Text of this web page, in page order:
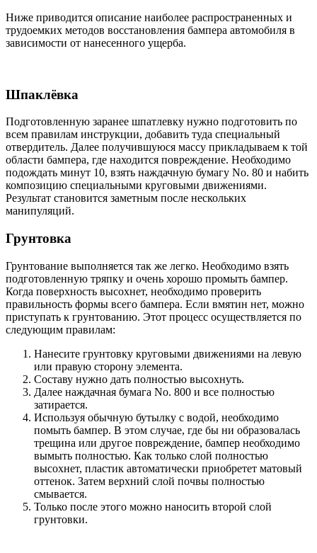
Ниже приводится описание наиболее распространенных и
трудоемких методов восстановления бампера автомобиля в
зависимости от нанесенного ущерба.
Шпаклёвка
Подготовленную заранее шпатлевку нужно подготовить по
всем правилам инструкции, добавить туда специальный
отвердитель. Далее получившуюся массу прикладываем к той
области бампера, где находится повреждение. Необходимо
подождать минут 10, взять наждачную бумагу No. 80 и набить
композицию специальными круговыми движениями.
Результат становится заметным после нескольких
манипуляций.
Грунтовка
Грунтование выполняется так же легко. Необходимо взять
подготовленную тряпку и очень хорошо промыть бампер.
Когда поверхность высохнет, необходимо проверить
правильность формы всего бампера. Если вмятин нет, можно
приступать к грунтованию. Этот процесс осуществляется по
следующим правилам:
Нанесите грунтовку круговыми движениями на левую
или правую сторону элемента.
Составу нужно дать полностью высохнуть.
Далее наждачная бумага No. 800 и все полностью
затирается.
Используя обычную бутылку с водой, необходимо
помыть бампер. В этом случае, где бы ни образовалась
трещина или другое повреждение, бампер необходимо
вымыть полностью. Как только слой полностью
высохнет, пластик автоматически приобретет матовый
оттенок. Затем верхний слой почвы полностью
смывается.
Только после этого можно наносить второй слой
грунтовки.